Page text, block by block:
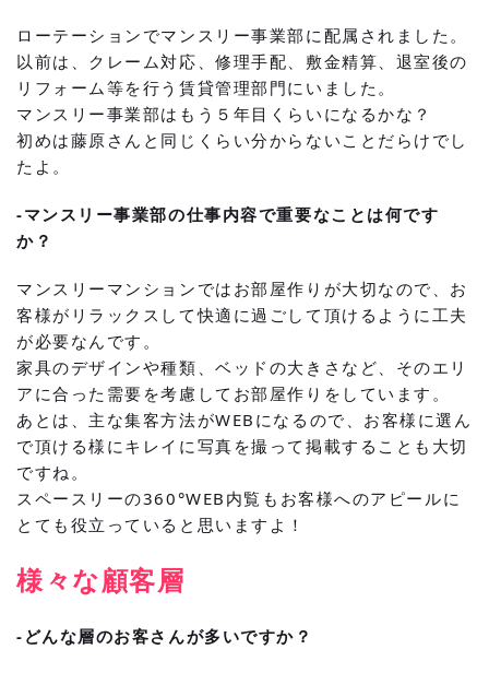
ローテーションでマンスリー事業部に配属されました。
以前は、クレーム対応、修理手配、敷金精算、退室後の
リフォーム等を行う賃貸管理部門にいました。
マンスリー事業部はもう５年目くらいになるかな？
初めは藤原さんと同じくらい分からないことだらけでし
たよ。
-マンスリー事業部の仕事内容で重要なことは何です
か？
マンスリーマンションではお部屋作りが大切なので、お
客様がリラックスして快適に過ごして頂けるように工夫
が必要なんです。
家具のデザインや種類、ベッドの大きさなど、そのエリ
アに合った需要を考慮してお部屋作りをしています。
あとは、主な集客方法がWEBになるので、お客様に選ん
で頂ける様にキレイに写真を撮って掲載することも大切
ですね。
スペースリーの360°WEB内覧もお客様へのアピールに
とても役立っていると思いますよ！
様々な顧客層
-どんな層のお客さんが多いですか？